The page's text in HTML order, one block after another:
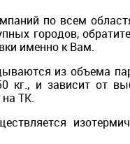
по всем
городов,
именно к Вам.
из объема
кг., и зависит от
ТК.